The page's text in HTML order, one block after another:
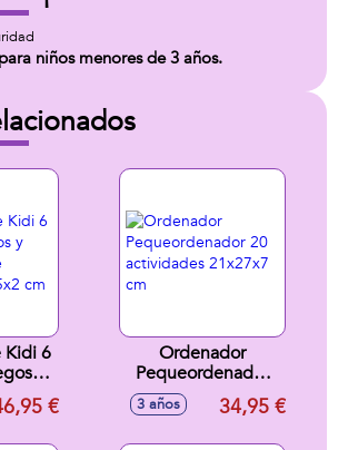
niños menores de 3 años.
Kidi 6
y
de
€
Ordenador
Pequeordenador
20 actividades
21x27x7 cm
3 años 34,95 €